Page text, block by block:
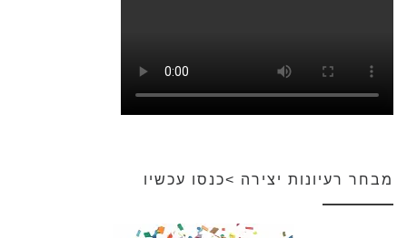
מבחר רעיונות יצירה >כנסו עכשיו